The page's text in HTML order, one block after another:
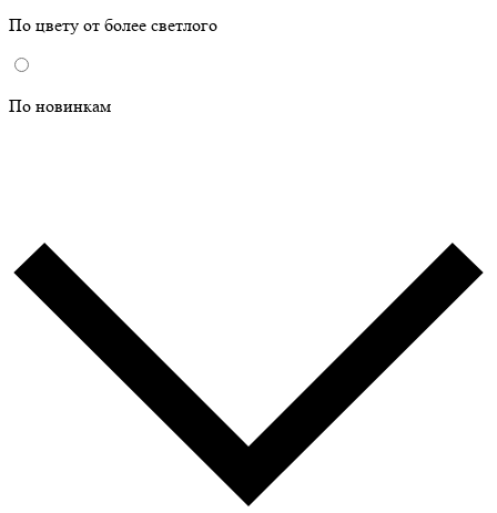
По цвету от более светлого
По новинкам